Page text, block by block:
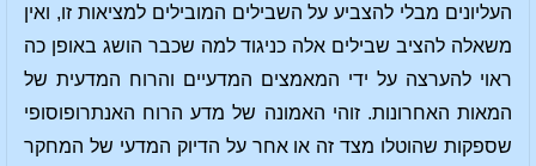
העליונים מבלי להצביע על השבילים המובילים למציאות זו, ואין
משאלה להציב שבילים אלה כניגוד למה שכבר הושג באופן כה
ראוי להערצה על ידי המאמצים המדעיים והרוח המדעית של
המאות האחרונות. זוהי האמונה של מדע הרוח האנתרופוסופי
שספקות שהוטלו מצד זה או אחר על הדיוק המדעי של המחקר